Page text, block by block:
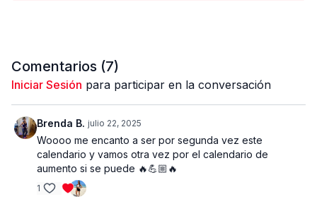
Comentarios (7)
Iniciar Sesión para participar en la conversación
Brenda B. julio 22, 2025
Woooo me encanto a ser por segunda vez este
calendario y vamos otra vez por el calendario de
aumento si se puede 🔥💪🏼🔥
1